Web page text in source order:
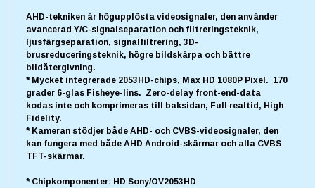
AHD-tekniken är högupplösta videosignaler, den använder
avancerad Y/C-signalseparation och filtreringsteknik,
ljusfärgseparation, signalfiltrering, 3D-
brusreduceringsteknik, högre bildskärpa och bättre
bildåtergivning.
* Mycket integrerade 2053HD-chips, Max HD 1080P Pixel. 170
grader 6-glas Fisheye-lins. Zero-delay front-end-data
kodas inte och komprimeras till baksidan, Full realtid, High
Fidelity.
* Kameran stödjer både AHD- och CVBS-videosignaler, den
kan fungera med både AHD Android-skärmar och alla CVBS
TFT-skärmar.
* Chipkomponenter: HD Sony/OV2053HD